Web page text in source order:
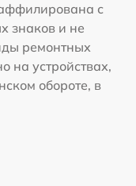
с
знаков и не
ремонтных
на устройствах,
обороте, в